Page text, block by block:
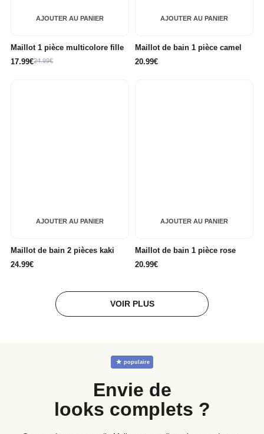
AJOUTER AU PANIER
Maillot 1 pièce multicolore fille
17.99€24.99€
AJOUTER AU PANIER
Maillot de bain 1 pièce camel
20.99€
AJOUTER AU PANIER
Maillot de bain 2 pièces kaki
24.99€
AJOUTER AU PANIER
Maillot de bain 1 pièce rose
20.99€
VOIR PLUS
☆ populaire
Envie de
looks complets ?